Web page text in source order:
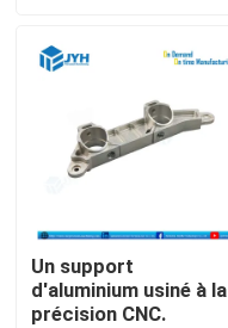
Au sujet de nous
Visite d'usine
Contrôle de qualité
Un support
d'aluminium usiné à la
précision CNC.